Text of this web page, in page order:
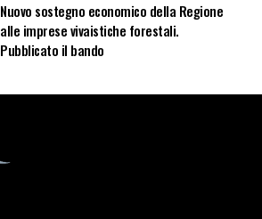
Nuovo sostegno economico della Regione
alle imprese vivaistiche forestali.
Pubblicato il bando